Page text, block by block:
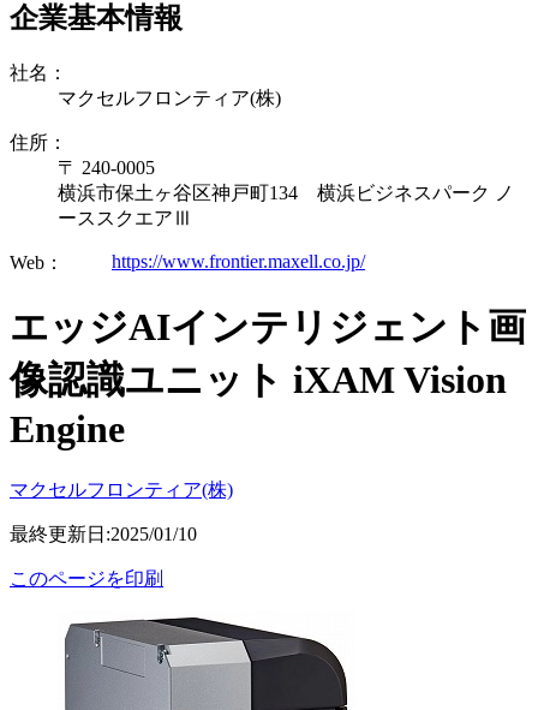
企業基本情報
社名：
マクセルフロンティア(株)
住所：
〒 240-0005
横浜市保土ヶ谷区神戸町134 横浜ビジネスパーク ノ
ーススクエアⅢ
Web： https://www.frontier.maxell.co.jp/
エッジAIインテリジェント画
像認識ユニット iXAM Vision
Engine
マクセルフロンティア(株)
最終更新日:2025/01/10
このページを印刷